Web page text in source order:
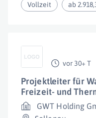
Vollzeit ab
vor 30+ T
Projektleiter für
Freizeit- und
GWT Holding